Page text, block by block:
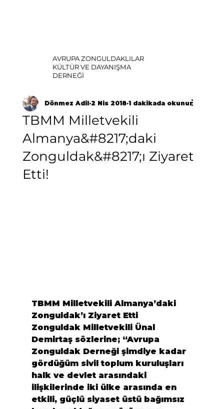
AVRUPA ZONGULDAKLILAR
KÜLTÜR VE DAYANIŞMA
DERNEĞİ
TBMM Milletvekili
Almanya&#8217;daki
Zonguldak&#8217;ı Ziyaret
Etti!
Dönmez Adil 2 Nis 2018 1 dakikada okunur
TBMM Milletvekili Almanya’daki
Zonguldak’ı Ziyaret Etti
Zonguldak Milletvekili Ünal
Demirtaş sözlerine; “Avrupa
Zonguldak Derneği şimdiye kadar
gördüğüm sivil toplum kuruluşları
halk ve devlet arasındaki
ilişkilerinde iki ülke arasında en
etkili, güçlü siyaset üstü bağımsız